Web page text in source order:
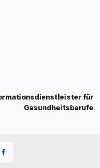
für
Gesundheitsberufe